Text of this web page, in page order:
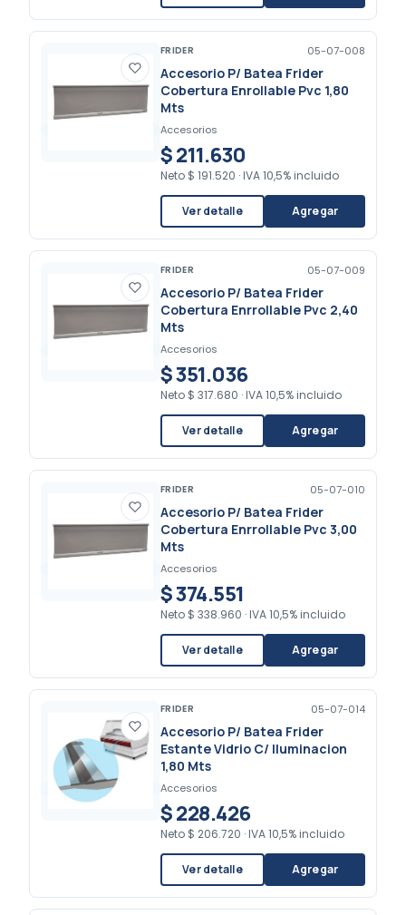
FRIDER 05-07-008
Accesorio P/ Batea Frider
Cobertura Enrollable Pvc 1,80
Mts
Accesorios
$ 211.630
Neto $ 191.520 · IVA 10,5% incluido
Ver detalle Agregar
FRIDER 05-07-009
Accesorio P/ Batea Frider
Cobertura Enrrollable Pvc 2,40
Mts
Accesorios
$ 351.036
Neto $ 317.680 · IVA 10,5% incluido
Ver detalle Agregar
FRIDER 05-07-010
Accesorio P/ Batea Frider
Cobertura Enrrollable Pvc 3,00
Mts
Accesorios
$ 374.551
Neto $ 338.960 · IVA 10,5% incluido
Ver detalle Agregar
FRIDER 05-07-014
Accesorio P/ Batea Frider
Estante Vidrio C/ Iluminacion
1,80 Mts
Accesorios
$ 228.426
Neto $ 206.720 · IVA 10,5% incluido
Ver detalle Agregar